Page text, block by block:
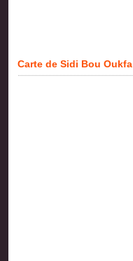
Carte de Sidi Bou Oukfa